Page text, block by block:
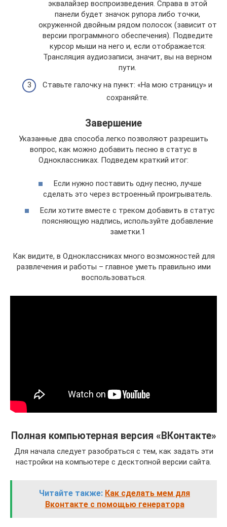
эквалайзер воспроизведения. Справа в этой
панели будет значок рупора либо точки,
окруженной двойным рядом полосок (зависит от
версии программного обеспечения). Подведите
курсор мыши на него и, если отображается:
Трансляция аудиозаписи, значит, вы на верном
пути.
Ставьте галочку на пункт: «На мою страницу» и
сохраняйте.
Завершение
Указанные два способа легко позволяют разрешить
вопрос, как можно добавить песню в статус в
Одноклассниках. Подведем краткий итог:
Если нужно поставить одну песню, лучше
сделать это через встроенный проигрыватель.
Если хотите вместе с треком добавить в статус
поясняющую надпись, используйте добавление
заметки.1
Как видите, в Одноклассниках много возможностей для
развлечения и работы – главное уметь правильно ими
воспользоваться.
Полная компьютерная версия «ВКонтакте»
Для начала следует разобраться с тем, как задать эти
настройки на компьютере с десктопной версии сайта.
Читайте также: Как сделать мем для
Вконтакте с помощью генератора